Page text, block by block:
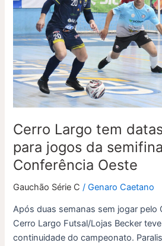
Cerro Largo tem
para jogos da
Conferência Oeste
Gauchão Série C /Genaro Caetano
Após duas semanas sem jogar pelo
Cerro Largo Futsal/Lojas Becker
continuidade do campeonato.
datas
definidas
para
jogos
da
semifinal
Conferência